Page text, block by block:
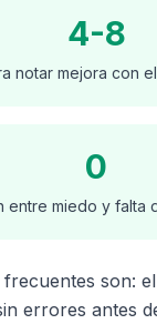
4-8
notar mejora con
0
entre miedo y falta
frecuentes son:
errores antes